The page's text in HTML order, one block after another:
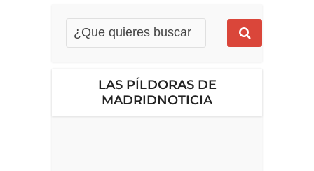
LAS PÍLDORAS DE
MADRIDNOTICIA